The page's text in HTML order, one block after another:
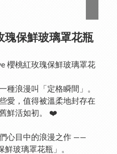
瑰保鮮玻璃罩花瓶
櫻桃紅玫瑰保鮮玻璃罩花
種浪漫叫「定格瞬間」。
愛，值得被溫柔地封存在
鮮活如初。 ❤️
心目中的浪漫之作 ——
鮮玻璃罩花瓶」。